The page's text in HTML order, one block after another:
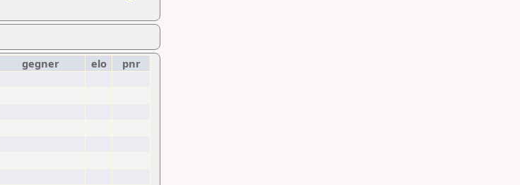
gegner elo
pnr